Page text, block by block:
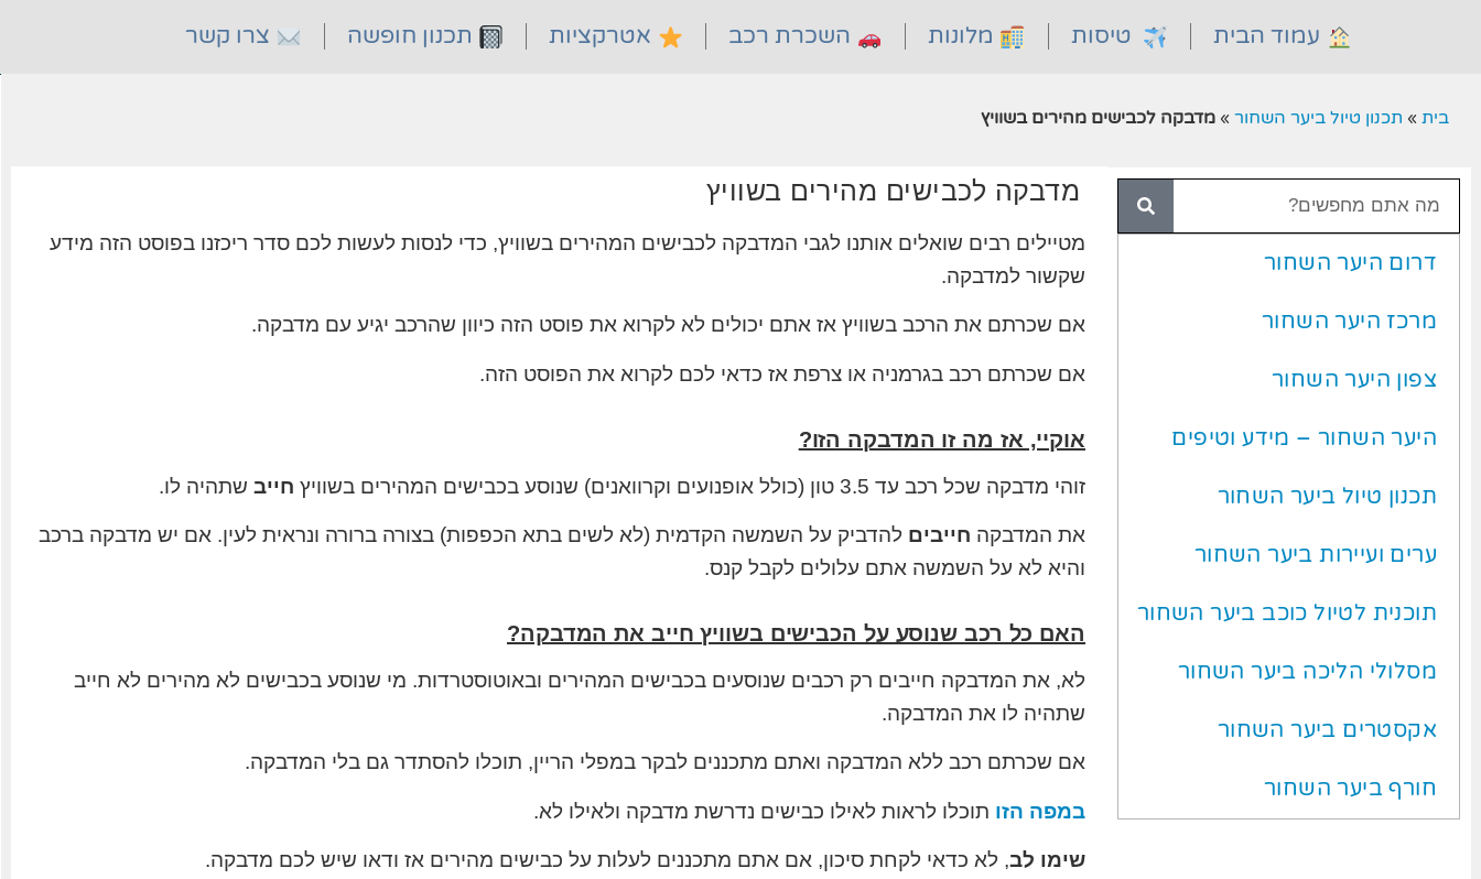
עמוד הבית טיסות מלונות השכרת רכב אטרקציות תכנון חופשה צרו קשר
בית » תכנון טיול ביער השחור » מדבקה לכבישים מהירים בשוויץ
דרום היער השחור
מרכז היער השחור
צפון היער השחור
היער השחור – מידע וטיפים
תכנון טיול ביער השחור
ערים ועיירות ביער השחור
תוכנית לטיול כוכב ביער השחור
מסלולי הליכה ביער השחור
אקסטרים ביער השחור
חורף ביער השחור
מדבקה לכבישים מהירים בשוויץ
מטיילים רבים שואלים אותנו לגבי המדבקה לכבישים המהירים בשוויץ, כדי לנסות לעשות לכם סדר ריכזנו בפוסט הזה מידע
שקשור למדבקה.
אם שכרתם את הרכב בשוויץ אז אתם יכולים לא לקרוא את פוסט הזה כיוון שהרכב יגיע עם מדבקה.
אם שכרתם רכב בגרמניה או צרפת אז כדאי לכם לקרוא את הפוסט הזה.
אוקיי, אז מה זו המדבקה הזו?
זוהי מדבקה שכל רכב עד 3.5 טון (כולל אופנועים וקרוואנים) שנוסע בכבישים המהירים בשוויץ חייב שתהיה לו.
את המדבקה חייבים להדביק על השמשה הקדמית (לא לשים בתא הכפפות) בצורה ברורה ונראית לעין. אם יש מדבקה ברכב
והיא לא על השמשה אתם עלולים לקבל קנס.
האם כל רכב שנוסע על הכבישים בשוויץ חייב את המדבקה?
לא, את המדבקה חייבים רק רכבים שנוסעים בכבישים המהירים ובאוטוסטרדות. מי שנוסע בכבישים לא מהירים לא חייב
שתהיה לו את המדבקה.
אם שכרתם רכב ללא המדבקה ואתם מתכננים לבקר במפלי הריין, תוכלו להסתדר גם בלי המדבקה.
במפה הזו תוכלו לראות לאילו כבישים נדרשת מדבקה ולאילו לא.
שימו לב, לא כדאי לקחת סיכון, אם אתם מתכננים לעלות על כבישים מהירים אז ודאו שיש לכם מדבקה.